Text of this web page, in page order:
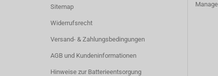
Sitemap
Widerrufsrecht
Versand- & Zahlungsbedingungen
AGB und Kundeninformationen
Hinweise zur Batterieentsorgung